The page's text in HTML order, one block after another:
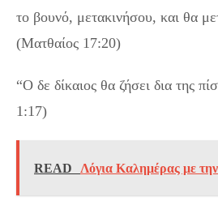
το βουνό, μετακινήσου, και θα
(Ματθαίος 17:20)
“Ο δε δίκαιος θα ζήσει δια της
1:17)
READ Λόγια Καλημέρας με